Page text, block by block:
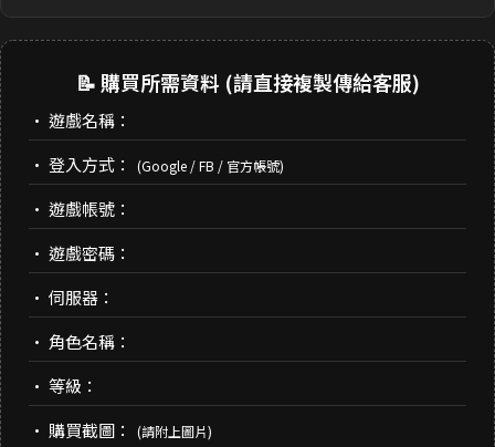
📝 購買所需資料 (請直接複製傳給客服)
• 遊戲名稱：
• 登入方式：
(Google / FB / 官方帳號)
• 遊戲帳號：
• 遊戲密碼：
• 伺服器：
• 角色名稱：
• 等級：
• 購買截圖：
(請附上圖片)